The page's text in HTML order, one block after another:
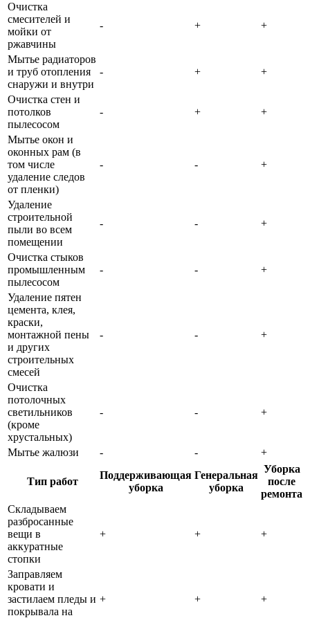
Очистка
смесителей и
мойки от
ржавчины
- + +
Мытье радиаторов
и труб отопления
снаружи и внутри
- + +
Очистка стен и
потолков
пылесосом
- + +
Мытье окон и
оконных рам (в
том числе
удаление следов
от пленки)
- - +
Удаление
строительной
пыли во всем
помещении
- - +
Очистка стыков
промышленным
пылесосом
- - +
Удаление пятен
цемента, клея,
краски,
монтажной пены
и других
строительных
смесей
- - +
Очистка
потолочных
светильников
(кроме
хрустальных)
- - +
Мытье жалюзи - - +
Тип работ
Поддерживающая
уборка
Генеральная
уборка
Уборка
после
ремонта
Складываем
разбросанные
вещи в
аккуратные
стопки
+ + +
Заправляем
кровати и
застилаем пледы и
покрывала на
+ + +